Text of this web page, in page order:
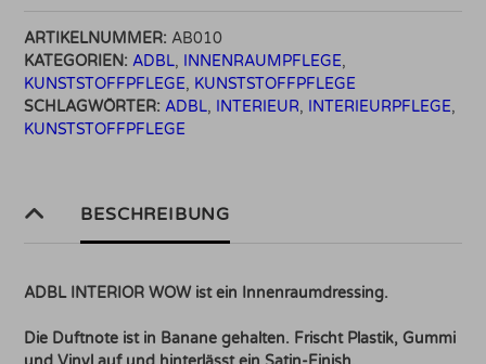
Menge
ARTIKELNUMMER: AB010
KATEGORIEN: ADBL, INNENRAUMPFLEGE,
KUNSTSTOFFPFLEGE, KUNSTSTOFFPFLEGE
SCHLAGWÖRTER: ADBL, INTERIEUR, INTERIEURPFLEGE,
KUNSTSTOFFPFLEGE
BESCHREIBUNG
ADBL INTERIOR WOW ist ein Innenraumdressing.
Die Duftnote ist in Banane gehalten. Frischt Plastik, Gummi